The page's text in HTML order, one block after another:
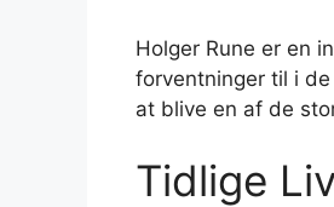
Holger Rune er en
forventninger til i
at blive en af de
Tidlige Liv